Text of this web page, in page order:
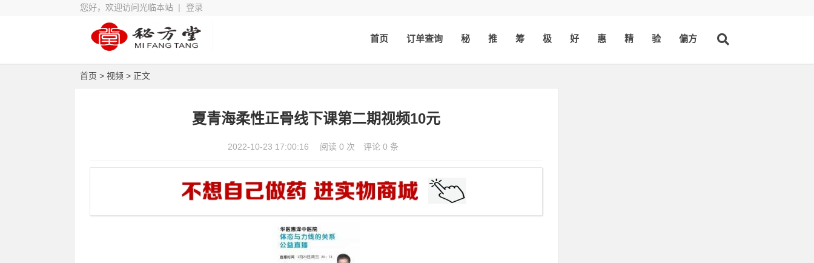
您好，欢迎访问光临本站 | 登录
首页 订单查询 秘 推 筹 极 好 惠 精 验 偏方
首页 > 视频 > 正文
夏青海柔性正骨线下课第二期视频10元
2022-10-23 17:00:16 阅读 0 次 评论 0 条